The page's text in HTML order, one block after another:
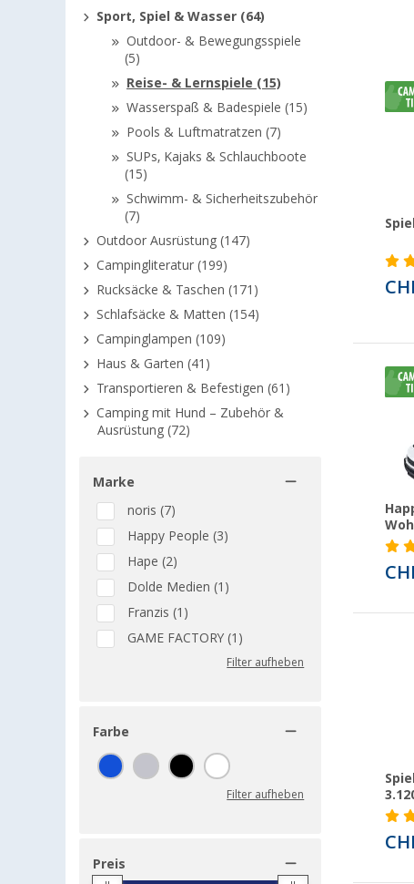
Sport, Spiel & Wasser (64)
Outdoor- & Bewegungsspiele
(5)
Reise- & Lernspiele (15)
Wasserspaß & Badespiele (15)
Pools & Luftmatratzen (7)
SUPs, Kajaks & Schlauchboote
(15)
Schwimm- & Sicherheitszubehör
(7)
Outdoor Ausrüstung (147)
Campingliteratur (199)
Rucksäcke & Taschen (171)
Schlafsäcke & Matten (154)
Campinglampen (109)
Haus & Garten (41)
Transportieren & Befestigen (61)
Camping mit Hund – Zubehör &
Ausrüstung (72)
Marke
noris (7)
Happy People (3)
Hape (2)
Dolde Medien (1)
Franzis (1)
GAME FACTORY (1)
Filter aufheben
Farbe
Filter aufheben
Preis